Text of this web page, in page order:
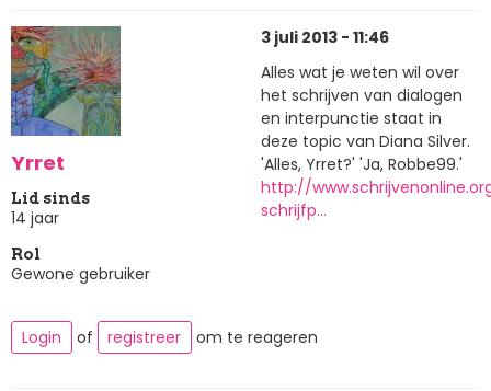
Yrret
Lid sinds
14 jaar
Rol
Gewone gebruiker
3 juli 2013 - 11:46
Alles wat je weten wil over
het schrijven van dialogen
en interpunctie staat in
deze topic van Diana Silver.
'Alles, Yrret?' 'Ja, Robbe99.'
http://
schrijfp…
Login of registreer om te reageren